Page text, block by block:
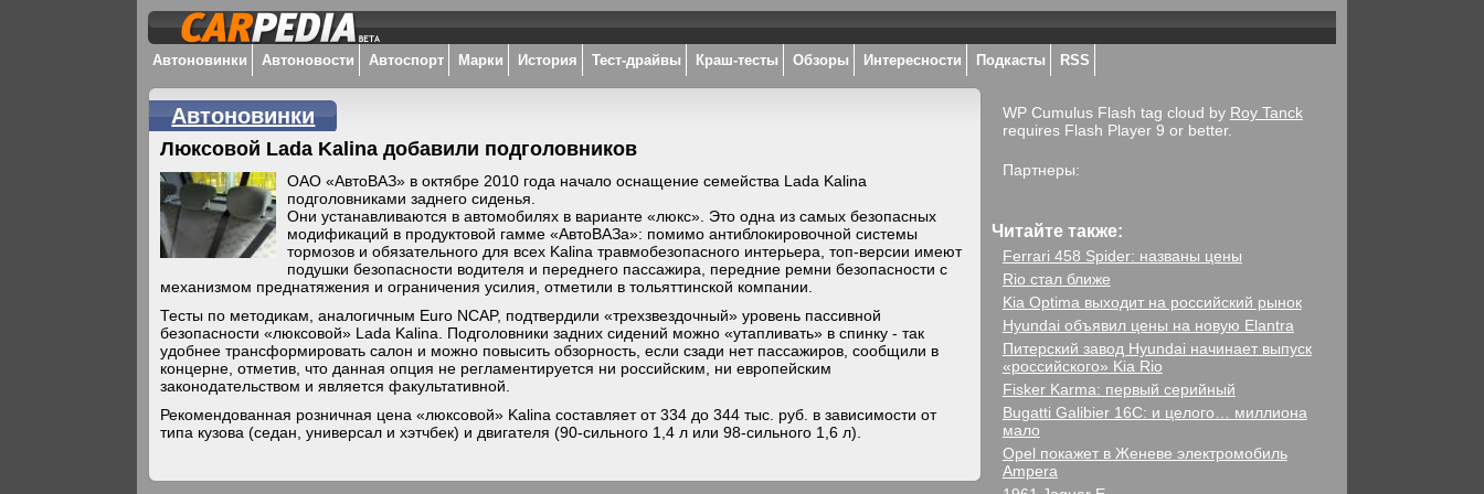
Автоновинки Автоновости Автоспорт Марки История Тест-драйвы Краш-тесты Обзоры Интересности Подкасты RSS
Автоновинки
Люксовой Lada Kalina добавили подголовников
ОАО «АвтоВАЗ» в октябре 2010 года начало оснащение семейства Lada Kalina
подголовниками заднего сиденья.
Они устанавливаются в автомобилях в варианте «люкс». Это одна из самых безопасных
модификаций в продуктовой гамме «АвтоВАЗа»: помимо антиблокировочной системы
тормозов и обязательного для всех Kalina травмобезопасного интерьера, топ-версии имеют
подушки безопасности водителя и переднего пассажира, передние ремни безопасности с
механизмом преднатяжения и ограничения усилия, отметили в тольяттинской компании.
Тесты по методикам, аналогичным Euro NCAP, подтвердили «трехзвездочный» уровень пассивной
безопасности «люксовой» Lada Kalina. Подголовники задних сидений можно «утапливать» в спинку - так
удобнее трансформировать салон и можно повысить обзорность, если сзади нет пассажиров, сообщили в
концерне, отметив, что данная опция не регламентируется ни российским, ни европейским
законодательством и является факультативной.
Рекомендованная розничная цена «люксовой» Kalina составляет от 334 до 344 тыс. руб. в зависимости от
типа кузова (седан, универсал и хэтчбек) и двигателя (90-сильного 1,4 л или 98-сильного 1,6 л).
WP Cumulus Flash tag cloud by Roy Tanck
requires Flash Player 9 or better.
Партнеры:
Читайте также:
Ferrari 458 Spider: названы цены
Rio стал ближе
Kia Optima выходит на российский рынок
Hyundai объявил цены на новую Elantra
Питерский завод Hyundai начинает выпуск
«российского» Kia Rio
Fisker Karma: первый серийный
Bugatti Galibier 16C: и целого… миллиона
мало
Opel покажет в Женеве электромобиль
Ampera